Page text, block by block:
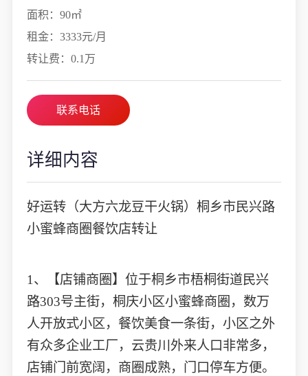
面积：90㎡
租金：3333元/月
转让费：0.1万
联系电话
详细内容
好运转（大方六龙豆干火锅）桐乡市民兴路
小蜜蜂商圈餐饮店转让
1、【店铺商圈】位于桐乡市梧桐街道民兴
路303号主街，桐庆小区小蜜蜂商圈，数万
人开放式小区，餐饮美食一条街，小区之外
有众多企业工厂，云贵川外来人口非常多，
店铺门前宽阔，商圈成熟，门口停车方便。